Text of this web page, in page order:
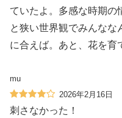
ていたよ。多感な時期の
と狭い世界観でみんなな
に合えば。あと、花を育
mu
2026年2月16日
刺さなかった！